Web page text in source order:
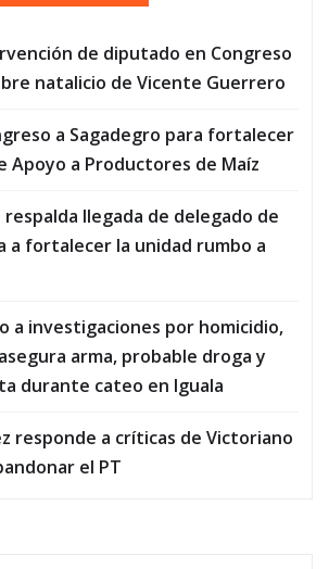
de diputado en Congreso
natalicio de Vicente Guerrero
a Sagadegro para fortalecer
Apoyo a Productores de Maíz
respalda llegada de delegado de
a fortalecer la unidad rumbo a
a investigaciones por homicidio,
arma, probable droga y
durante cateo en Iguala
responde a críticas de Victoriano
el PT